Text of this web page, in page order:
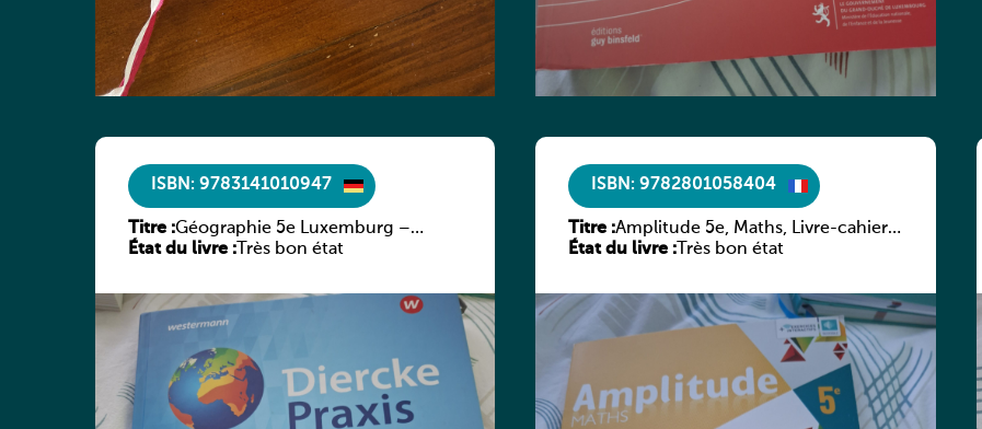
ISBN: 9783141010947
Titre :Géographie 5e Luxemburg –
Diercke Praxis
État du livre : Très bon état
ISBN: 9782801058404
Titre :Amplitude 5e, Maths, Livre-cahier,
version luxembourgeoise
État du livre : Très bon état